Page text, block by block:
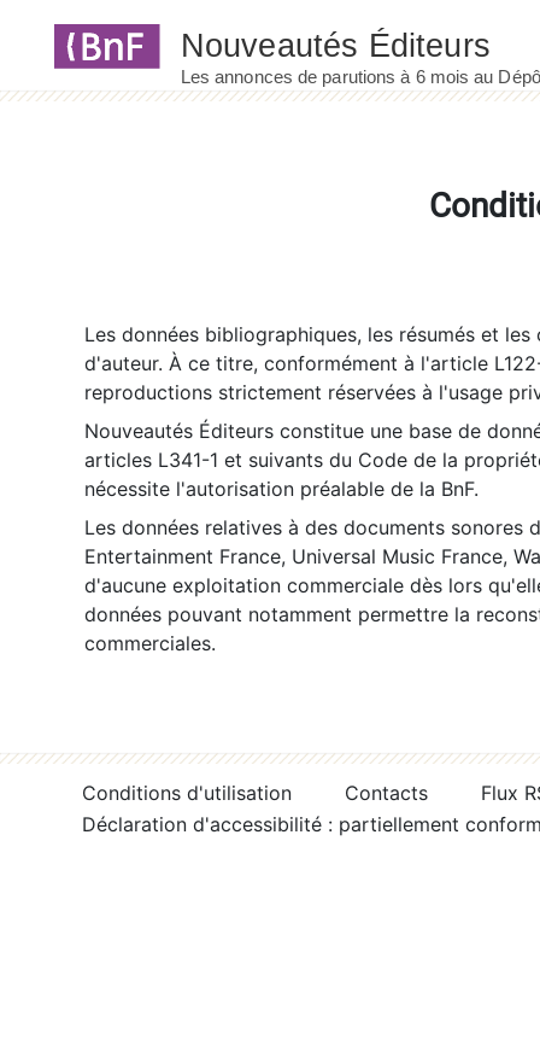
Les données bibliographiques, les résumés et
d'auteur. À ce titre, conformément à l'article
reproductions strictement réservées à l'usage
Nouveautés Éditeurs constitue une base de
articles L341-1 et suivants du Code de la
nécessite l'autorisation préalable de la BnF.
Les données relatives à des documents sonores
Entertainment France, Universal Music France,
d'aucune exploitation commerciale dès lors
données pouvant notamment permettre la
commerciales.
Conditions d'utilisation Contacts
Flux
Déclaration d'accessibilité : partiellement